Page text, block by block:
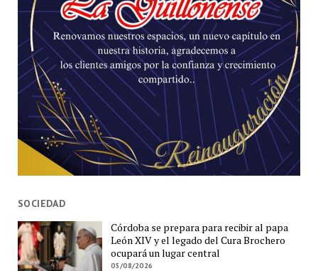
SOCIEDAD
Córdoba se prepara para recibir al papa
León XIV y el legado del Cura Brochero
ocupará un lugar central
05/08/2026